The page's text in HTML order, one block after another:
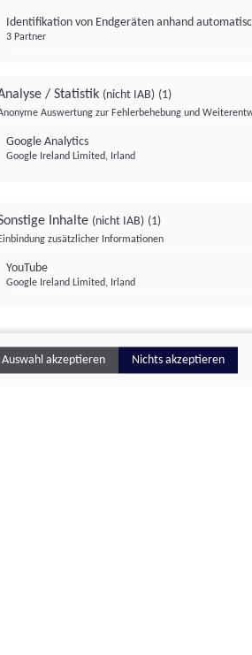
Identifikation von Endgeräten anhand
3 Partner
/ Statistik (nicht IAB) (1)
Auswertung zur Fehlerbehebung und
Google Analytics
Google Ireland Limited, Irland
Inhalte (nicht IAB) (1)
Einbindung zusätzlicher Informationen
YouTube
Google Ireland Limited, Irland
Auswahl akzeptieren Nichts akzeptieren